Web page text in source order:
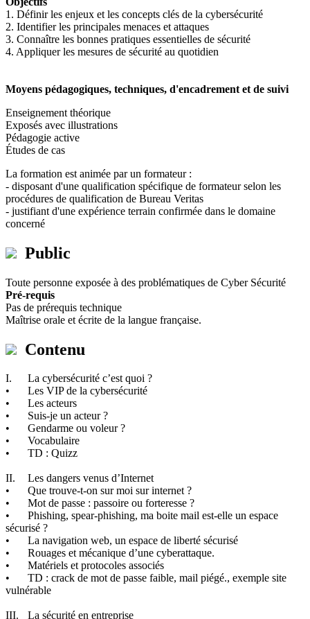
1. Définir les enjeux et les concepts clés de la cybersécurité
2. Identifier les principales menaces et attaques
3. Connaître les bonnes pratiques essentielles de sécurité
4. Appliquer les mesures de sécurité au quotidien
Moyens pédagogiques, techniques, d'encadrement et de suivi
Enseignement théorique
Exposés avec illustrations
Pédagogie active
Études de cas
La formation est animée par un formateur :
- disposant d'une qualification spécifique de formateur selon les
procédures de qualification de Bureau Veritas
- justifiant d'une expérience terrain confirmée dans le domaine
concerné
Public
Toute personne exposée à des problématiques de Cyber Sécurité
Pré-requis
Pas de prérequis technique
Maîtrise orale et écrite de la langue française.
Contenu
I.
La cybersécurité c’est quoi ?
•
Les VIP de la cybersécurité
•
Les acteurs
•
Suis-je un acteur ?
•
Gendarme ou voleur ?
•
Vocabulaire
•
TD : Quizz
II.
Les dangers venus d’Internet
•
Que trouve-t-on sur moi sur internet ?
•
Mot de passe : passoire ou forteresse ?
•
Phishing, spear-phishing, ma boite mail est-elle un espace
sécurisé ?
•
La navigation web, un espace de liberté sécurisé
•
Rouages et mécanique d’une cyberattaque.
•
Matériels et protocoles associés
•
TD : crack de mot de passe faible, mail piégé., exemple site
vulnérable
III.
La sécurité en entreprise